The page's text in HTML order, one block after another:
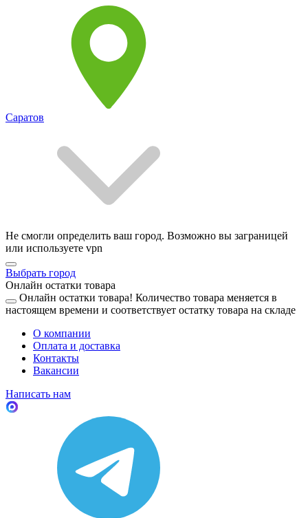
Саратов
Не смогли определить ваш город. Возможно вы заграницей
или используете vpn
Выбрать город
Онлайн остатки товара
Онлайн остатки товара! Количество товара меняется в
настоящем времени и соответствует остатку товара на складе
О компании
Оплата и доставка
Контакты
Вакансии
Написать нам